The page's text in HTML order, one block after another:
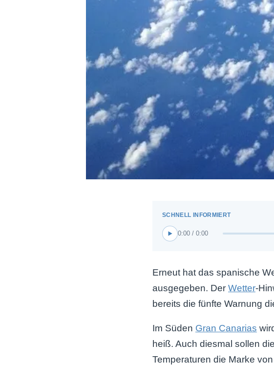
0:00 / 0:00
Erneut hat das spanische
ausgegeben. Der Wetter-
bereits die fünfte Warnung
Im Süden Gran Canarias
heiß. Auch diesmal sollen die
Temperaturen die Marke